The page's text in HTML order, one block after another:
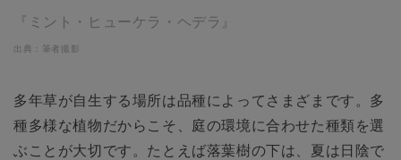
『ミント・ヒューケラ・ヘデラ』
出典：筆者撮影
多年草が自生する場所は品種によってさまざまです。多
種多様な植物だからこそ、庭の環境に合わせた種類を選
ぶことが大切です。たとえば落葉樹の下は、夏は日陰で